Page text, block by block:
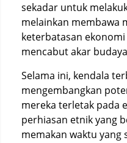
sekadar untuk
melainkan membawa
keterbatasan ekonomi
mencabut akar
Selama ini, kendala
mengembangkan
mereka terletak pada
perhiasan etnik yang
memakan waktu yang